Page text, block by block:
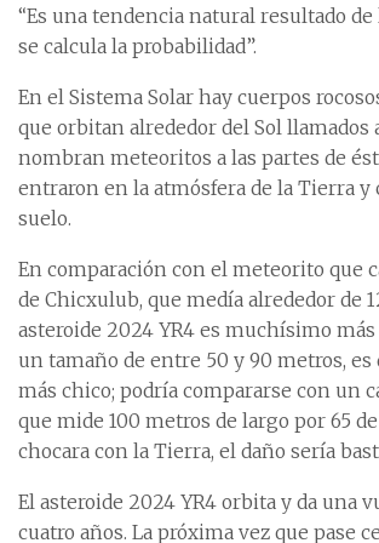
“Es una tendencia natural resultado
se calcula la probabilidad”.
En el Sistema Solar hay cuerpos
que orbitan alrededor del Sol llamados
nombran meteoritos a las partes de
entraron en la atmósfera de la Tierra y
suelo.
En comparación con el meteorito que
de Chicxulub, que medía alrededor de
asteroide 2024 YR4 es muchísimo
un tamaño de entre 50 y 90 metros, es
más chico; podría compararse con un
que mide 100 metros de largo por 65
chocara con la Tierra, el daño sería
El asteroide 2024 YR4 orbita y da una
cuatro años. La próxima vez que pase